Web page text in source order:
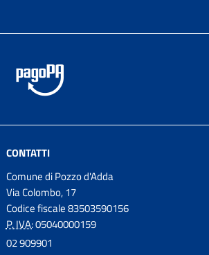
CONTATTI
Comune di Pozzo d'Adda
Via Colombo, 17
Codice fiscale 83503590156
P. IVA:05040000159
02 909901